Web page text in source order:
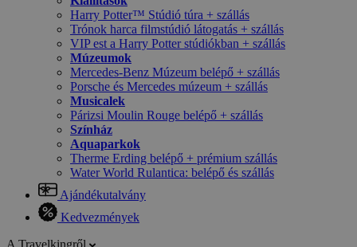
Harry Potter™ Stúdió túra + szállás
Trónok harca filmstúdió látogatás + szállás
VIP est a Harry Potter stúdiókban + szállás
Múzeumok
Mercedes-Benz Múzeum belépő + szállás
Porsche és Mercedes múzeum + szállás
Musicalek
Párizsi Moulin Rouge belépő + szállás
Színház
Aquaparkok
Therme Erding belépő + prémium szállás
Water World Rulantica: belépő és szállás
Ajándékutalvány
Kedvezmények